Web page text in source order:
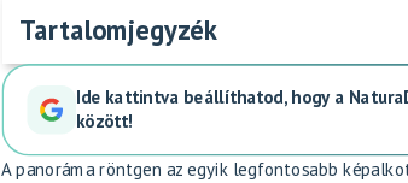
Tartalomjegyzék
Ide kattintva beállíthatod, hogy a
között!
A panoráma röntgen az egyik legfontosabb